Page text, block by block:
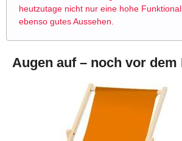
heutzutage nicht nur eine hohe
ebenso gutes Aussehen.
Augen auf – noch vor dem